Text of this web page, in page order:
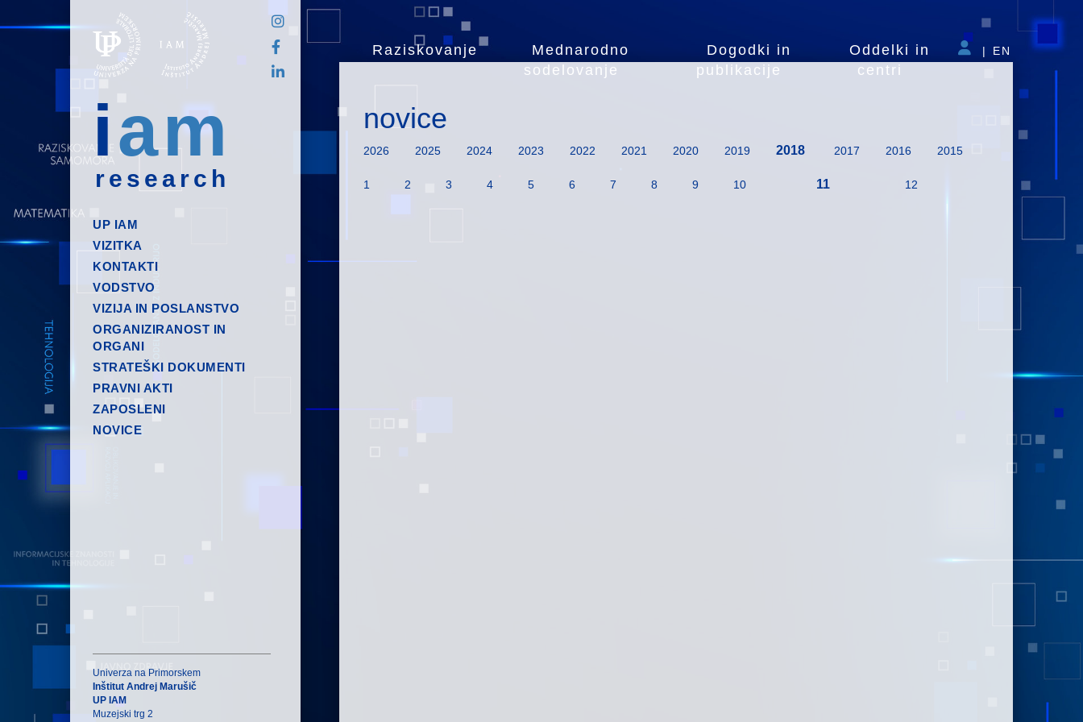
iam
research
Raziskovanje
Mednarodno
sodelovanje
Dogodki in
publikacije
Oddelki in
centri
| EN
UP IAM
VIZITKA
KONTAKTI
VODSTVO
VIZIJA IN POSLANSTVO
ORGANIZIRANOST IN
ORGANI
STRATEŠKI DOKUMENTI
PRAVNI AKTI
ZAPOSLENI
NOVICE
novice
2026 2025 2024 2023 2022 2021 2020 2019 2018 2017 2016 2015
1 2 3 4 5 6 7 8 9 10 11 12
Univerza na Primorskem
Inštitut Andrej Marušič
UP IAM
Muzejski trg 2